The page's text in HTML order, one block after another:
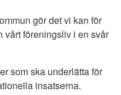
gör det vi kan för
vårt föreningsliv i en svår
som ska underlätta för
insatserna.